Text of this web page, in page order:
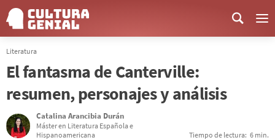
Literatura
El fantasma de Canterville:
resumen, personajes y análisis
Catalina Arancibia Durán
Máster en Literatura Española e
Hispanoamericana
Tiempo de lectura: 6 min.